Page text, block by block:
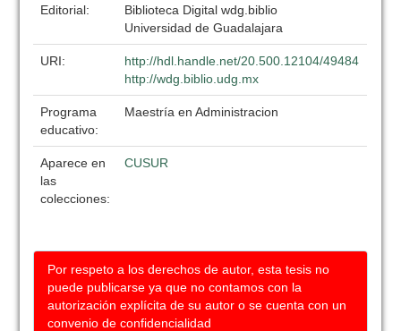
Editorial:
Biblioteca Digital wdg.biblio
Universidad de Guadalajara
URI:
http://hdl.handle.net/20.500.12104/49484
http://wdg.biblio.udg.mx
Programa
educativo:
Maestría en Administracion
Aparece en
las
colecciones:
CUSUR
Por respeto a los derechos de autor, esta tesis no
puede publicarse ya que no contamos con la
autorización explícita de su autor o se cuenta con un
convenio de confidencialidad